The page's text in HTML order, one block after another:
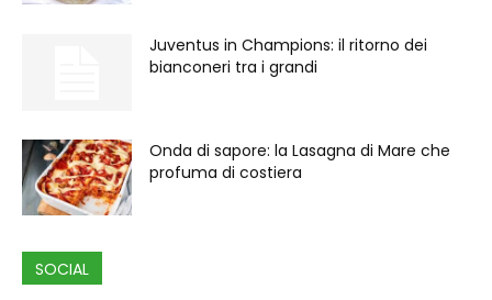
Juventus in Champions: il ritorno dei
bianconeri tra i grandi
Onda di sapore: la Lasagna di Mare che
profuma di costiera
SOCIAL